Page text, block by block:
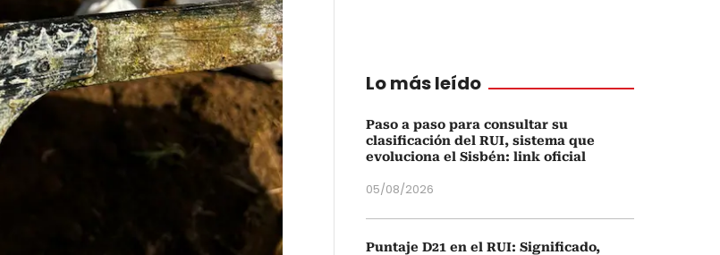
Lo más leído
Paso a paso para consultar su
clasificación del RUI, sistema que
evoluciona el Sisbén: link oficial
05/08/2026
Puntaje D21 en el RUI: Significado,